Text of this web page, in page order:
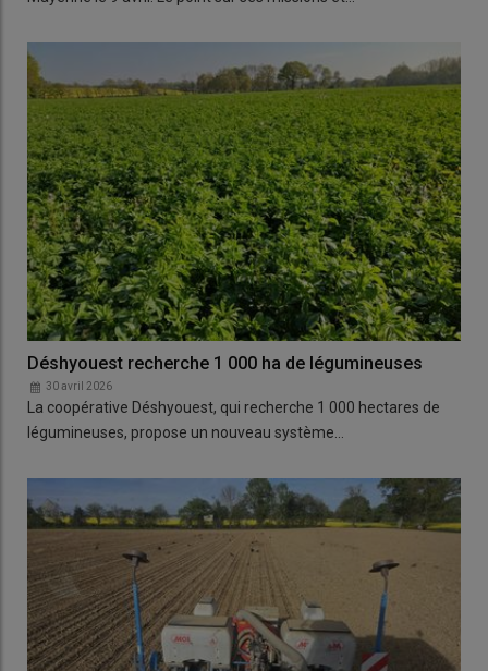
Déshyouest recherche 1 000 ha de légumineuses
30 avril 2026
La coopérative Déshyouest, qui recherche 1 000 hectares de
légumineuses, propose un nouveau système…